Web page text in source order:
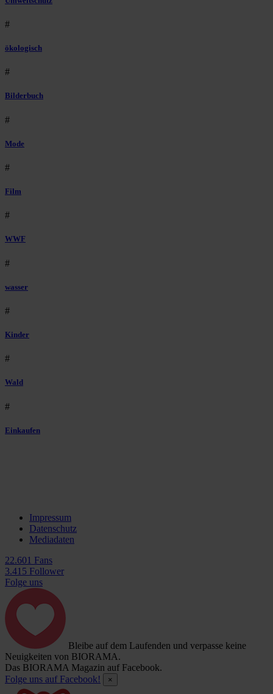
#
ökologisch
#
Bilderbuch
#
Mode
#
Film
#
WWF
#
wasser
#
Kinder
#
Wald
#
Einkaufen
Impressum
Datenschutz
Mediadaten
22.601 Fans
3.415 Follower
Folge uns
Bleibe auf dem Laufenden und verpasse keine
Neuigkeiten von BIORAMA.
Das BIORAMA Magazin auf Facebook.
Folge uns auf Facebook!
×